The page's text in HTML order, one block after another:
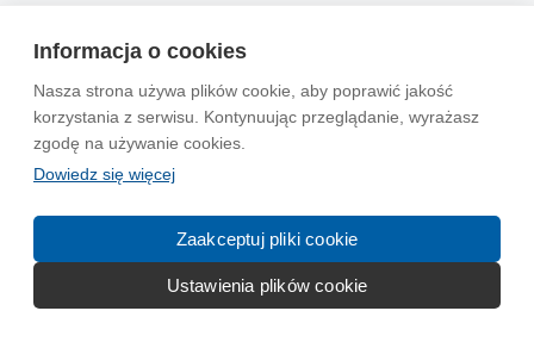
Informacja o cookies
Nasza strona używa plików cookie, aby poprawić jakość
korzystania z serwisu. Kontynuując przeglądanie, wyrażasz
zgodę na używanie cookies.
Dowiedz się więcej
Zaakceptuj pliki cookie
Ustawienia plików cookie